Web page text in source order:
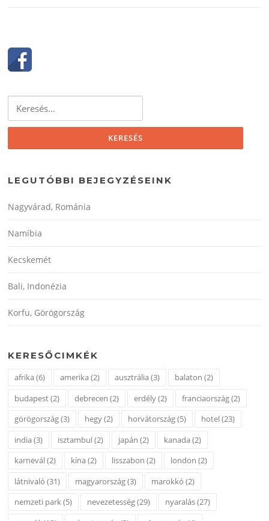
LEGUTÓBBI BEJEGYZÉSEINK
Nagyvárad, Románia
Namíbia
Kecskemét
Bali, Indonézia
Korfu, Görögország
KERESŐCIMKÉK
afrika(6) amerika(2) ausztrália(3) balaton (2)
budapest(2) debrecen (2) erdély(2) franciaország(2)
görögország(3) hegy(2) horvátország(5) hotel(23)
india(3) isztambul(2) japán (2) kanada(2)
karnevál(2) kína(2) lisszabon (2) london (2)
látnivaló (31) magyarország(3) marokkó (2)
nemzeti park(5) nevezetesség(29) nyaralás(27)